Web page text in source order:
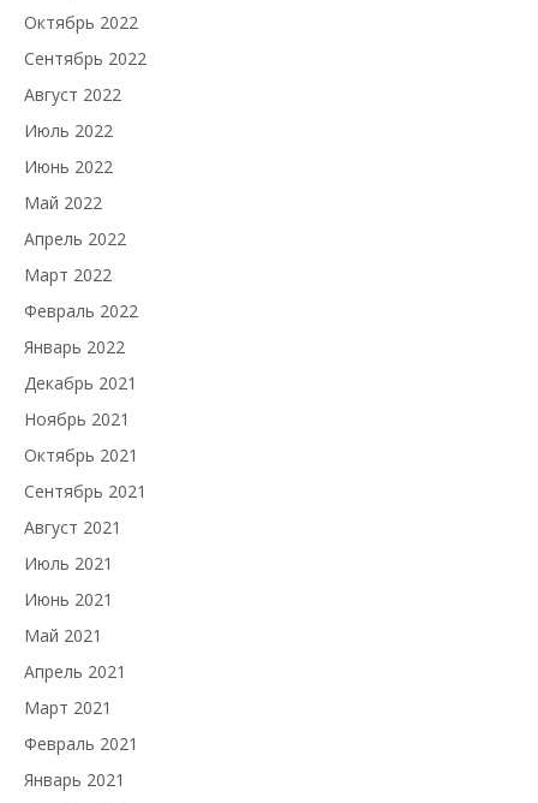
Октябрь 2022
Сентябрь 2022
Август 2022
Июль 2022
Июнь 2022
Май 2022
Апрель 2022
Март 2022
Февраль 2022
Январь 2022
Декабрь 2021
Ноябрь 2021
Октябрь 2021
Сентябрь 2021
Август 2021
Июль 2021
Июнь 2021
Май 2021
Апрель 2021
Март 2021
Февраль 2021
Январь 2021